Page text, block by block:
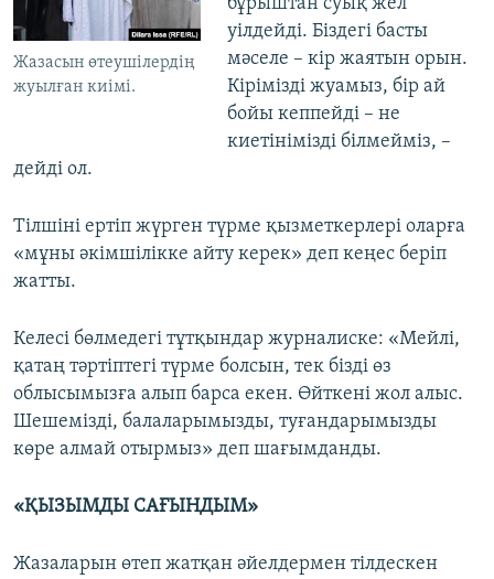
Жазасын өтеушілердің
жуылған киімі.
бұрыштан суық жел
уілдейді. Біздегі басты
мәселе – кір жаятын орын.
Кірімізді жуамыз, бір ай
бойы кеппейді – не
киетінімізді білмейміз, –
дейді ол.
Тілшіні ертіп жүрген түрме қызметкерлері оларға
«мұны әкімшілікке айту керек» деп кеңес беріп
жатты.
Келесі бөлмедегі тұтқындар журналиске: «Мейлі,
қатаң тәртіптегі түрме болсын, тек бізді өз
облысымызға алып барса екен. Өйткені жол алыс.
Шешемізді, балаларымызды, туғандарымызды
көре алмай отырмыз» деп шағымданды.
«ҚЫЗЫМДЫ САҒЫНДЫМ»
Жазаларын өтеп жатқан әйелдермен тілдескен